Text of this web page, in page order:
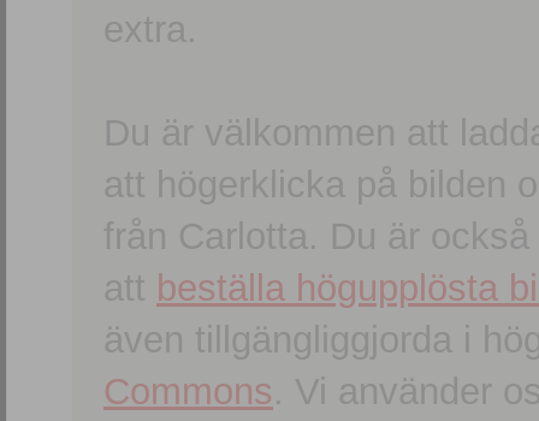
extra.
Du är välkommen att
att högerklicka på bilden
från Carlotta. Du är
att beställa högupplösta
även tillgängliggjorda i
Commons. Vi använder